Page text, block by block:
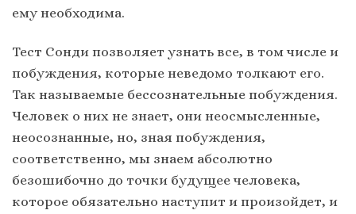
ему необходима.
Тест Сонди позволяет узнать все, в том числе и
побуждения, которые неведомо толкают его.
Так называемые бессознательные побуждения.
Человек о них не знает, они неосмысленные,
неосознанные, но, зная побуждения,
соответственно, мы знаем абсолютно
безошибочно до точки будущее человека,
которое обязательно наступит и произойдет, и